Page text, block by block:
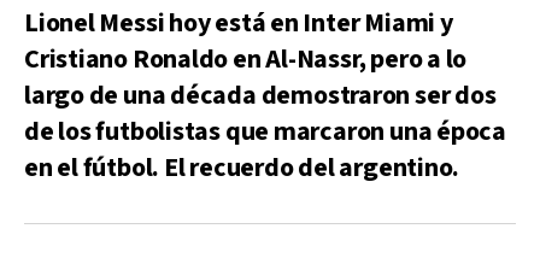
Lionel Messi hoy está en Inter Miami y
Cristiano Ronaldo en Al-Nassr, pero a lo
largo de una década demostraron ser dos
de los futbolistas que marcaron una época
en el fútbol. El recuerdo del argentino.